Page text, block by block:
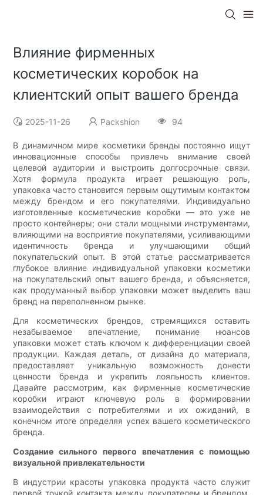
Влияние фирменных
косметических коробок на
клиентский опыт вашего бренда
2025-11-26 Packshion 94
В динамичном мире косметики бренды постоянно ищут
инновационные способы привлечь внимание своей
целевой аудитории и выстроить долгосрочные связи.
Хотя формула продукта играет решающую роль,
упаковка часто становится первым ощутимым контактом
между брендом и его покупателями. Индивидуально
изготовленные косметические коробки — это уже не
просто контейнеры; они стали мощными инструментами,
влияющими на восприятие покупателями, усиливающими
идентичность бренда и улучшающими общий
покупательский опыт. В этой статье рассматривается
глубокое влияние индивидуальной упаковки косметики
на покупательский опыт вашего бренда, и объясняется,
как продуманный выбор упаковки может выделить ваш
бренд на переполненном рынке.
Для косметических брендов, стремящихся оставить
незабываемое впечатление, понимание нюансов
упаковки может стать ключом к дифференциации своей
продукции. Каждая деталь, от дизайна до материала,
предоставляет уникальную возможность донести
ценности бренда и укрепить лояльность клиентов.
Давайте рассмотрим, как фирменные косметические
коробки играют ключевую роль в формировании
взаимодействия с потребителями и их ожиданий, в
конечном итоге определяя успех вашего косметического
бренда.
Создание сильного первого впечатления с помощью
визуальной привлекательности
В индустрии красоты упаковка продукта часто служит